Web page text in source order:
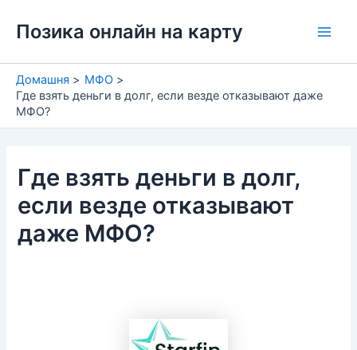
Позика онлайн на карту
Домашня
МФО
Где взять деньги в долг, если везде отказывают даже
МФО?
Где взять деньги в долг,
если везде отказывают
даже МФО?